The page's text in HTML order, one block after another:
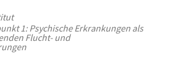
1: Psychische Erkrankungen als
Flucht- und